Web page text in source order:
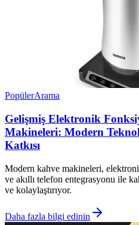
PopülerArama
Gelişmiş Elektronik
Makineleri: Modern
Katkısı
Modern kahve makineleri,
ve akıllı telefon entegrasyonu ile
ve kolaylaştırıyor.
Daha fazla bilgi edinin